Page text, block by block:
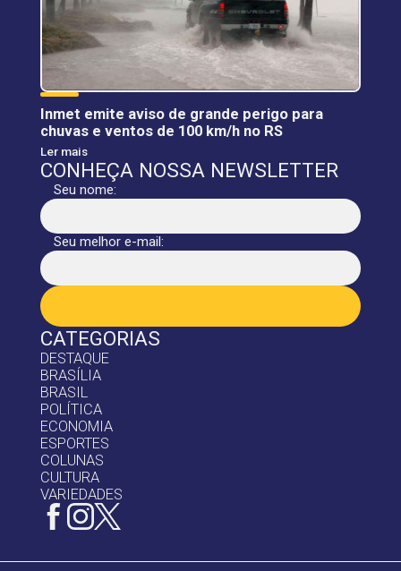
CATEGORIAS
DESTAQUE
BRASÍLIA
BRASIL
POLÍTICA
ECONOMIA
ESPORTES
COLUNAS
CULTURA
VARIEDADES
Inmet emite aviso de grande perigo para
chuvas e ventos de 100 km/h no RS
Ler mais
CONHEÇA NOSSA NEWSLETTER
Seu nome:
Seu melhor e-mail: